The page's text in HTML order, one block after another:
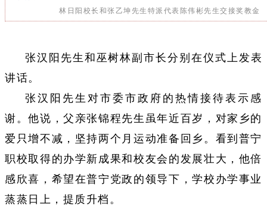
林日阳校长和张乙坤先生特派代表陈伟彬先生交接奖教金
张汉阳先生和巫树林副市长分别在仪式上发表
讲话。
张汉阳先生对市委市政府的热情接待表示感
谢。他说，父亲张锦程先生虽年近百岁，对家乡的
爱只增不减，坚持两个月运动准备回乡。看到普宁
职校取得的办学新成果和校友会的发展壮大，他倍
感欣喜，希望在普宁党政的领导下，学校办学事业
蒸蒸日上，提质升档。